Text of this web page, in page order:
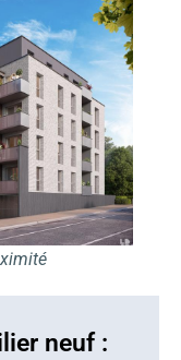
neuf :